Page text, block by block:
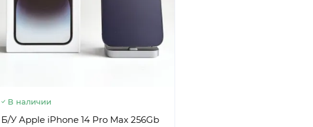
В наличии
Б/У Apple iPhone 14 Pro Max 256Gb